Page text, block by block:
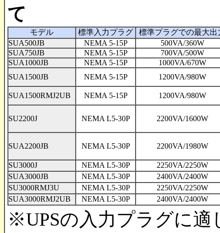
て
モデル 標準入力プラグ
標準プラグでの最大出
SUA500JB
NEMA 5-15P
500VA/360W
SUA750JB
NEMA 5-15P
700VA/500W
SUA1000JB
NEMA 5-15P
1000VA/670W
SUA1500JB
NEMA 5-15P 1200VA/980W
SUA1500RMJ2UB NEMA 5-15P 1200VA/980W
SU2200J NEMA L5-30P 2200VA/1600W
SUA2200JB NEMA L5-30P 2200VA/1980W
SU3000J NEMA L5-30P
2250VA/2250W
SUA3000JB
NEMA L5-30P
2400VA/2400W
SU3000RMJ3U
NEMA L5-30P
2250VA/2250W
SUA3000RMJ2UB
NEMA L5-30P 2400VA/2400W
※UPSの入力プラグに